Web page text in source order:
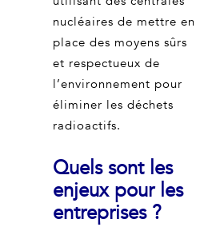
nucléaires de mettre en
place des moyens sûrs
et respectueux de
l’environnement pour
éliminer les déchets
radioactifs.
Quels sont les
enjeux pour les
entreprises ?